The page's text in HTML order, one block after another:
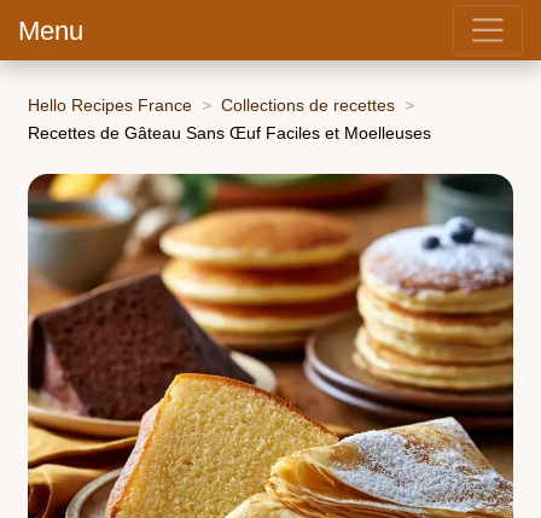
Menu
Hello Recipes France
Collections de recettes
Recettes de Gâteau Sans Œuf Faciles et Moelleuses